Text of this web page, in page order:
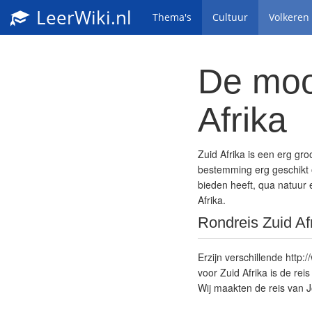
LeerWiki.nl Thema's Cultuur Volkeren
De
Afrika
Zuid Afrika is een erg
bestemming erg
bieden heeft, qua natuur
Afrika.
Rondreis Zuid
Erzijn verschillende
voor Zuid Afrika is de
Wij maakten de reis van